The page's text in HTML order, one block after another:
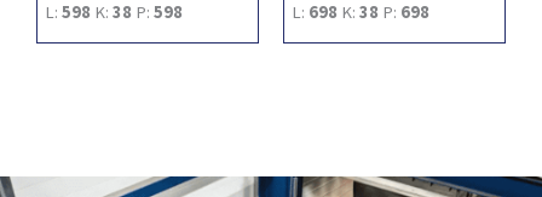
L: 598 K: 38 P: 598
L: 698 K: 38 P: 698